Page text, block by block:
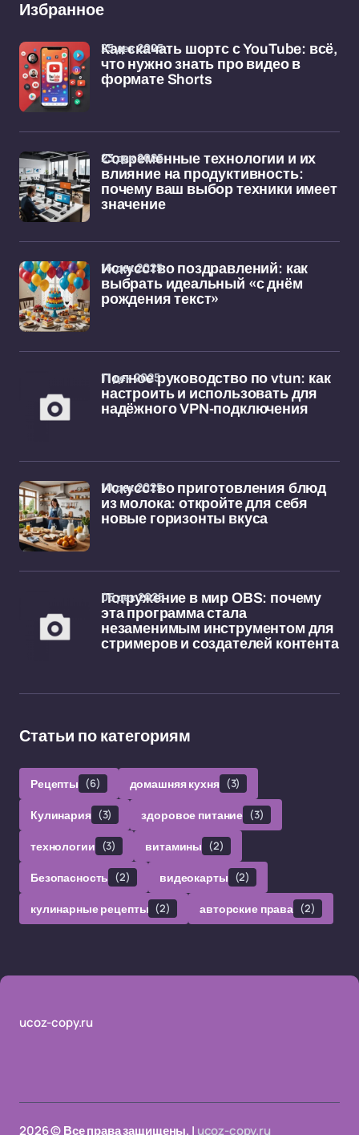
Избранное
Как скачать шортс с YouTube: всё,
что нужно знать про видео в
формате Shorts
25 дек 2025
Современные технологии и их
влияние на продуктивность:
почему ваш выбор техники имеет
значение
23 дек 2025
Искусство поздравлений: как
выбрать идеальный «с днём
рождения текст»
16 дек 2025
Полное руководство по vtun: как
настроить и использовать для
надёжного VPN-подключения
11 дек 2025
Искусство приготовления блюд
из молока: откройте для себя
новые горизонты вкуса
10 дек 2025
Погружение в мир OBS: почему
эта программа стала
незаменимым инструментом для
стримеров и создателей контента
05 дек 2025
Статьи по категориям
Рецепты (6) домашняя кухня (3)
Кулинария (3) здоровое питание (3)
технологии (3) витамины (2)
Безопасность (2) видеокарты (2)
кулинарные рецепты (2) авторские права (2)
ucoz-copy.ru
2026 © Все права защищены. | ucoz-copy.ru